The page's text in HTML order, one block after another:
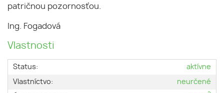
patričnou pozornosťou.
Ing. Fogadová
Vlastnosti
Status:
aktívne
Vlastníctvo:
neurčené